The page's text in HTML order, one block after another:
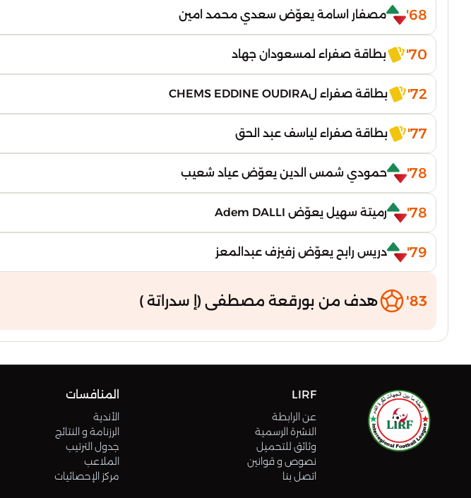
68' مصفار اسامة يعوّض سعدي محمد امين
70' بطاقة صفراء لمسعودان جهاد
72' بطاقة صفراء لCHEMS EDDINE OUDIRA
77' بطاقة صفراء لياسف عبد الحق
78' حمودي شمس الدين يعوّض عياد شعيب
78' رميتة سهيل يعوّض Adem DALLI
79' دريس رابح يعوّض زفيزف عبدالمعز
83' هدف من بورقعة مصطفى (إ سدراتة )
LIRF
عن الرابطة
النشرة الرسمية
وثائق للتحميل
نصوص و قوانين
اتصل بنا
المنافسات
الأندية
الرزنامة و النتائج
جدول الترتيب
الملاعب
مركز الإحصائيات